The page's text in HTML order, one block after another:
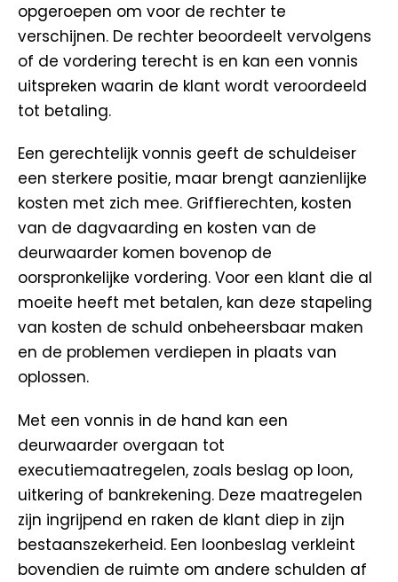
opgeroepen om voor de rechter te
verschijnen. De rechter beoordeelt vervolgens
of de vordering terecht is en kan een vonnis
uitspreken waarin de klant wordt veroordeeld
tot betaling.
Een gerechtelijk vonnis geeft de schuldeiser
een sterkere positie, maar brengt aanzienlijke
kosten met zich mee. Griffierechten, kosten
van de dagvaarding en kosten van de
deurwaarder komen bovenop de
oorspronkelijke vordering. Voor een klant die al
moeite heeft met betalen, kan deze stapeling
van kosten de schuld onbeheersbaar maken
en de problemen verdiepen in plaats van
oplossen.
Met een vonnis in de hand kan een
deurwaarder overgaan tot
executiemaatregelen, zoals beslag op loon,
uitkering of bankrekening. Deze maatregelen
zijn ingrijpend en raken de klant diep in zijn
bestaanszekerheid. Een loonbeslag verkleint
bovendien de ruimte om andere schulden af